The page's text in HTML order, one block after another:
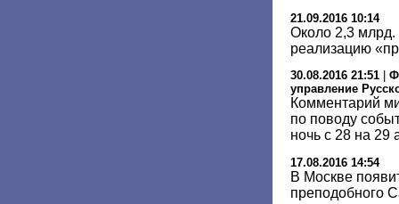
21.09.2016 10:14
Около 2,3 млрд.
реализацию
30.08.2016 21:51
управление
Комментарий
по поводу
ночь с 28 на 29
17.08.2016 14:54
В Москве
преподобного